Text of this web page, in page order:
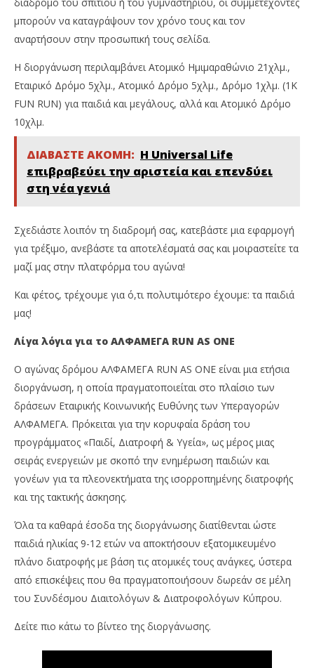
διάδρομο του σπιτιού ή του γυμναστηρίου, οι συμμετέχοντες
μπορούν να καταγράψουν τον χρόνο τους και τον
αναρτήσουν στην προσωπική τους σελίδα.
Η διοργάνωση περιλαμβάνει Ατομικό Ημιμαραθώνιο 21χλμ.,
Εταιρικό Δρόμο 5χλμ., Ατομικό Δρόμο 5χλμ., Δρόμο 1χλμ. (1K
FUN RUN) για παιδιά και μεγάλους, αλλά και Ατομικό Δρόμο
10χλμ.
ΔΙΑΒΑΣΤΕ ΑΚΟΜΗ: Η Universal Life
επιβραβεύει την αριστεία και επενδύει
στη νέα γενιά
Σχεδιάστε λοιπόν τη διαδρομή σας, κατεβάστε μια εφαρμογή
για τρέξιμο, ανεβάστε τα αποτελέσματά σας και μοιραστείτε τα
μαζί μας στην πλατφόρμα του αγώνα!
Και φέτος, τρέχουμε για ό,τι πολυτιμότερο έχουμε: τα παιδιά
μας!
Λίγα λόγια για το ΑΛΦΑΜΕΓΑ RUN AS ONE
Ο αγώνας δρόμου ΑΛΦΑΜΕΓΑ RUN AS ONE είναι μια ετήσια
διοργάνωση, η οποία πραγματοποιείται στο πλαίσιο των
δράσεων Εταιρικής Κοινωνικής Ευθύνης των Υπεραγορών
ΑΛΦΑΜΕΓΑ. Πρόκειται για την κορυφαία δράση του
προγράμματος «Παιδί, Διατροφή & Υγεία», ως μέρος μιας
σειράς ενεργειών με σκοπό την ενημέρωση παιδιών και
γονέων για τα πλεονεκτήματα της ισορροπημένης διατροφής
και της τακτικής άσκησης.
Όλα τα καθαρά έσοδα της διοργάνωσης διατίθενται ώστε
παιδιά ηλικίας 9-12 ετών να αποκτήσουν εξατομικευμένο
πλάνο διατροφής με βάση τις ατομικές τους ανάγκες, ύστερα
από επισκέψεις που θα πραγματοποιήσουν δωρεάν σε μέλη
του Συνδέσμου Διαιτολόγων & Διατροφολόγων Κύπρου.
Δείτε πιο κάτω το βίντεο της διοργάνωσης.